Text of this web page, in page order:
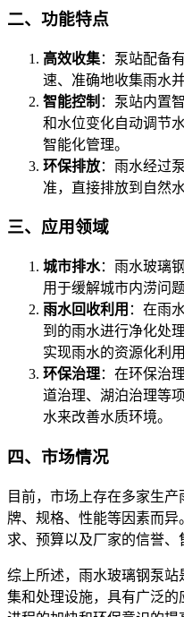
二、功能特点
高效收集：泵站配备
速、准确地收集雨水
智能控制 ：泵站内置
和水位变化自动调节
智能化管理。
环保排放：雨水经过
准，直接排放到自然
三、应用领域
城市排水：雨水玻璃
用于缓解城市内涝问
雨水回收利用 ：在雨
到的雨水进行净化处
实现雨水的资源化利用
环保治理：在环保治
道治理、湖泊治理等
水来改善水质环境。
四、市场情况
目前，市场上存在多家生
牌、规格、性能等因素而
求、预算以及厂家的信誉、
综上所述，雨水玻璃钢泵
集和处理设施，具有广泛